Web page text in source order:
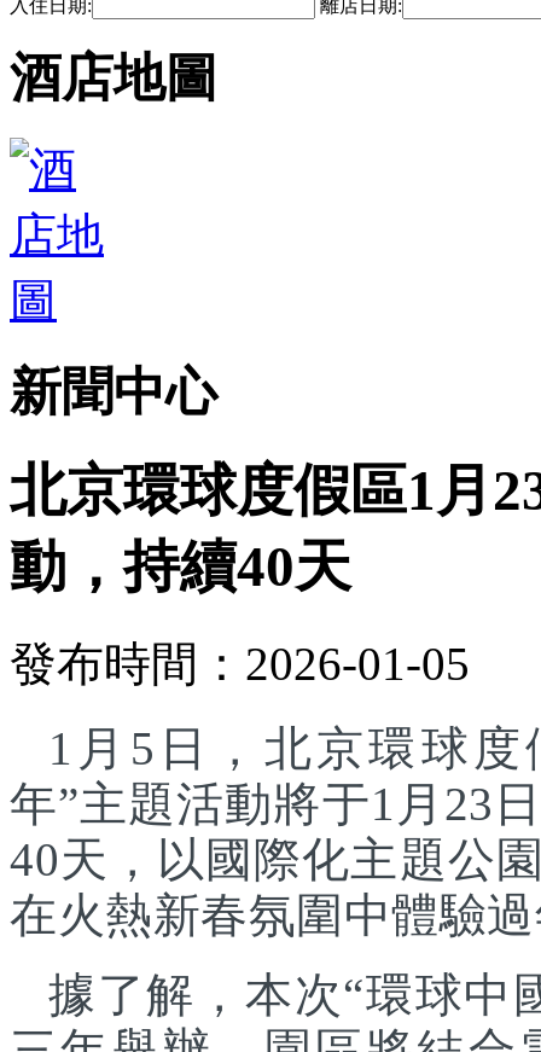
入住日期: 離店日期:
酒店地圖
新聞中心
北京環球度假區1月
動，持續40天
發布時間：2026-01-05
1月5日，北京環球度
年”主題活動將于1月23
40天，以國際化主題公
在火熱新春氛圍中體驗
據了解，本次“環球中